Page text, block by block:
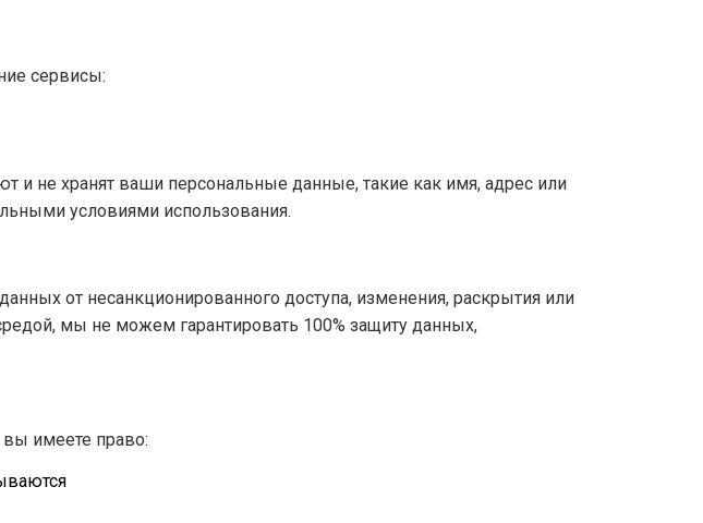
сервисы:
и не хранят ваши персональные данные, такие как имя, адрес или
условиями использования.
от несанкционированного доступа, изменения, раскрытия или
мы не можем гарантировать 100% защиту данных,
имеете право: